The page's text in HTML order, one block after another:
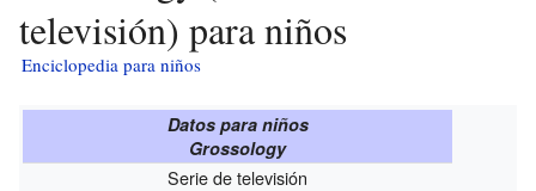
televisión) para niños
Enciclopedia para niños
Datos para niños
Grossology
Serie de televisión